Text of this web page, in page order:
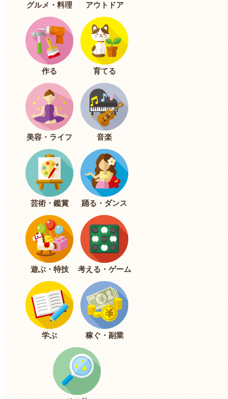
グルメ・料理 アウトドア
作る 育てる
美容・ライフ 音楽
芸術・鑑賞 踊る・ダンス
遊ぶ・特技 考える・ゲーム
学ぶ 稼ぐ・副業